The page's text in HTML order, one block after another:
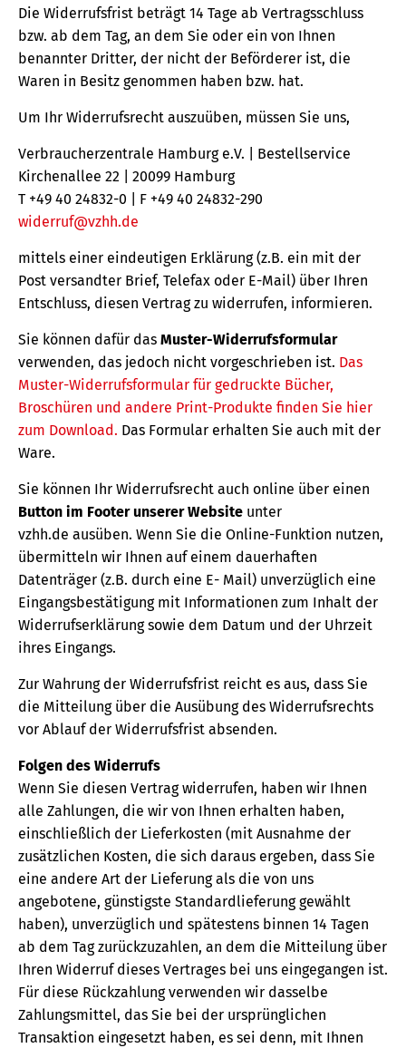
Die Widerrufsfrist beträgt 14 Tage ab Vertragsschluss
bzw. ab dem Tag, an dem Sie oder ein von Ihnen
benannter Dritter, der nicht der Beförderer ist, die
Waren in Besitz genommen haben bzw. hat.
Um Ihr Widerrufsrecht auszuüben, müssen Sie uns,
Verbraucherzentrale Hamburg e.V. | Bestellservice
Kirchenallee 22 | 20099 Hamburg
T +49 40 24832-0 | F +49 40 24832-290
widerruf@vzhh.de
mittels einer eindeutigen Erklärung (z.B. ein mit der
Post versandter Brief, Telefax oder E-Mail) über Ihren
Entschluss, diesen Vertrag zu widerrufen, informieren.
Sie können dafür das Muster-Widerrufsformular
verwenden, das jedoch nicht vorgeschrieben ist. Das
Muster-Widerrufsformular für gedruckte Bücher,
Broschüren und andere Print-Produkte finden Sie hier
zum Download. Das Formular erhalten Sie auch mit der
Ware.
Sie können Ihr Widerrufsrecht auch online über einen
Button im Footer unserer Website unter
vzhh.de ausüben. Wenn Sie die Online-Funktion nutzen,
übermitteln wir Ihnen auf einem dauerhaften
Datenträger (z.B. durch eine E- Mail) unverzüglich eine
Eingangsbestätigung mit Informationen zum Inhalt der
Widerrufserklärung sowie dem Datum und der Uhrzeit
ihres Eingangs.
Zur Wahrung der Widerrufsfrist reicht es aus, dass Sie
die Mitteilung über die Ausübung des Widerrufsrechts
vor Ablauf der Widerrufsfrist absenden.
Folgen des Widerrufs
Wenn Sie diesen Vertrag widerrufen, haben wir Ihnen
alle Zahlungen, die wir von Ihnen erhalten haben,
einschließlich der Lieferkosten (mit Ausnahme der
zusätzlichen Kosten, die sich daraus ergeben, dass Sie
eine andere Art der Lieferung als die von uns
angebotene, günstigste Standardlieferung gewählt
haben), unverzüglich und spätestens binnen 14 Tagen
ab dem Tag zurückzuzahlen, an dem die Mitteilung über
Ihren Widerruf dieses Vertrages bei uns eingegangen ist.
Für diese Rückzahlung verwenden wir dasselbe
Zahlungsmittel, das Sie bei der ursprünglichen
Transaktion eingesetzt haben, es sei denn, mit Ihnen